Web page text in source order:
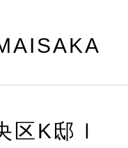
区K邸Ⅰ